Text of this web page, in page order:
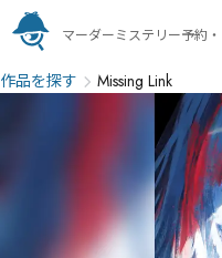
マーダーミステリー予約
作品を探す Missing Link